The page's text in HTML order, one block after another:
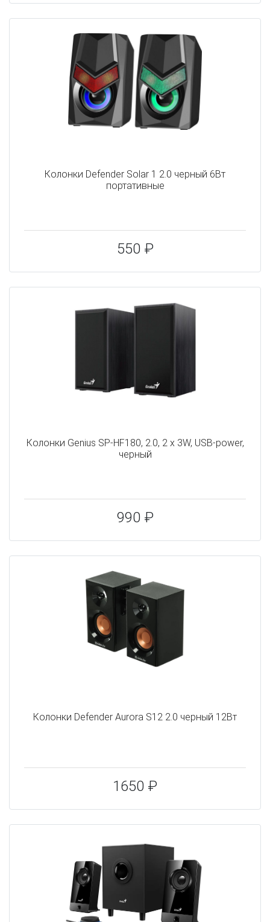
Колонки Defender Solar 1 2.0 черный 6Вт
портативные
550 ₽
Колонки Genius SP-HF180, 2.0, 2 x 3W, USB-power,
черный
990 ₽
Колонки Defender Aurora S12 2.0 черный 12Вт
1650 ₽